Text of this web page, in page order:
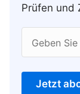
Prüfen und
Geben
Jetzt